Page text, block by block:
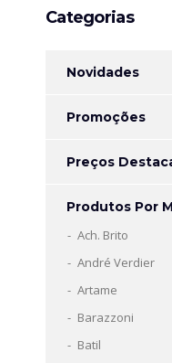
Categorias
Novidades
Promoções
Preços
Produtos Por
Ach. Brito
André Verdier
Artame
Barazzoni
Batil